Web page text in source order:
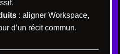
: aligner Workspace,
d’un récit commun.